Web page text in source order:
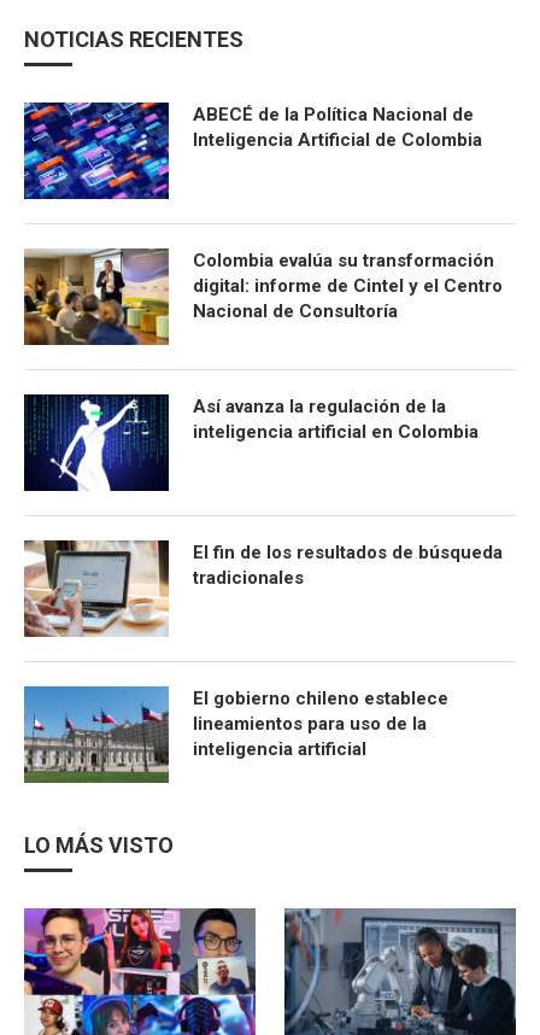
NOTICIAS RECIENTES
ABECÉ de la Política Nacional de
Inteligencia Artificial de Colombia
Colombia evalúa su transformación
digital: informe de Cintel y el Centro
Nacional de Consultoría
Así avanza la regulación de la
inteligencia artificial en Colombia
El fin de los resultados de búsqueda
tradicionales
El gobierno chileno establece
lineamientos para uso de la
inteligencia artificial
LO MÁS VISTO